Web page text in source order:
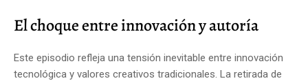
El choque entre innovación y autoría
Este episodio refleja una tensión inevitable entre innovación
tecnológica y valores creativos tradicionales. La retirada de